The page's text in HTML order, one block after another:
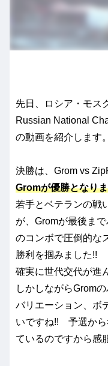
先日、ロシア・モス
Russian National
の動画を紹介します。
決勝は、Grom vs
Gromが優勝となり
若手とベテランの戦
が、Gromが最後ま
のコンボで圧倒的な
勝利を掴みました!!
確実に世代交代が進
しかしながらGrom
バリエーション、ボ
いですね!! 予選から
ているのですから感